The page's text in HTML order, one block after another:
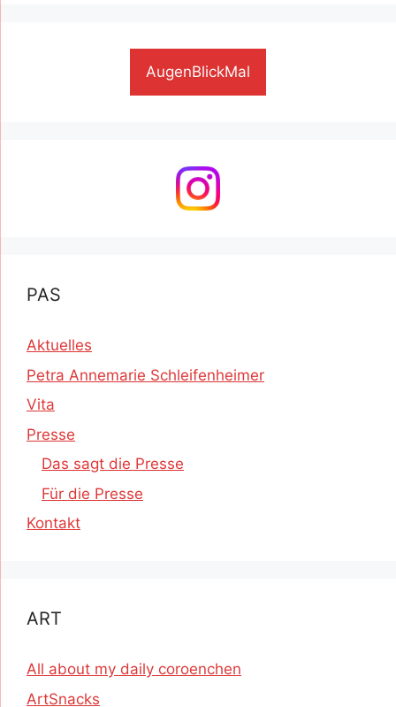
AugenBlickMal
PAS
Aktuelles
Petra Annemarie Schleifenheimer
Vita
Presse
Das sagt die Presse
Für die Presse
Kontakt
ART
All about my daily coroenchen
ArtSnacks